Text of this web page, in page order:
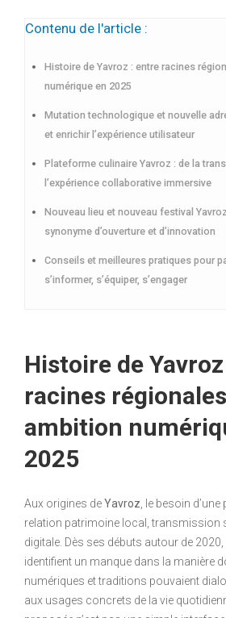
Contenu de l'article :
Histoire de Yavroz : entre racines
numérique en 2025
Mutation technologique et nouvelle
et enrichir l’expérience utilisateur
Plateforme culinaire Yavroz : de la
l’expérience collaborative immersive
Nouveau lieu et nouveau festival
synonyme d’ouverture et d’innovation
Conseils et meilleures pratiques pour
s’informer, s’équiper, s’engager
Histoire de
racines
ambition
2025
Aux origines deYavroz , le besoin
relation patrimoine local, transmission
digitale. Dès ses débuts autour de
identifient un manque dans la manière
numériques et traditions pouvaient
aux usages concrets de la vie